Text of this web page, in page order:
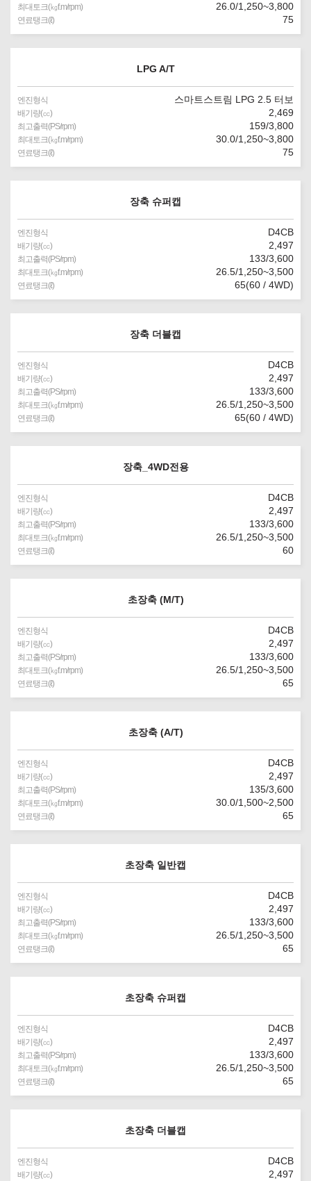
최대토크(㎏f.m/rpm) 26.0/1,250~3,800
연료탱크(ℓ) 75
LPG A/T
엔진형식 스마트스트림 LPG 2.5 터보
배기량(㏄) 2,469
최고출력(PS/rpm) 159/3,800
최대토크(㎏f.m/rpm) 30.0/1,250~3,800
연료탱크(ℓ) 75
장축 슈퍼캡
엔진형식 D4CB
배기량(㏄) 2,497
최고출력(PS/rpm) 133/3,600
최대토크(㎏f.m/rpm) 26.5/1,250~3,500
연료탱크(ℓ) 65(60 / 4WD)
장축 더블캡
엔진형식 D4CB
배기량(㏄) 2,497
최고출력(PS/rpm) 133/3,600
최대토크(㎏f.m/rpm) 26.5/1,250~3,500
연료탱크(ℓ) 65(60 / 4WD)
장축_4WD전용
엔진형식 D4CB
배기량(㏄) 2,497
최고출력(PS/rpm) 133/3,600
최대토크(㎏f.m/rpm) 26.5/1,250~3,500
연료탱크(ℓ) 60
초장축 (M/T)
엔진형식 D4CB
배기량(㏄) 2,497
최고출력(PS/rpm) 133/3,600
최대토크(㎏f.m/rpm) 26.5/1,250~3,500
연료탱크(ℓ) 65
초장축 (A/T)
엔진형식 D4CB
배기량(㏄) 2,497
최고출력(PS/rpm) 135/3,600
최대토크(㎏f.m/rpm) 30.0/1,500~2,500
연료탱크(ℓ) 65
초장축 일반캡
엔진형식 D4CB
배기량(㏄) 2,497
최고출력(PS/rpm) 133/3,600
최대토크(㎏f.m/rpm) 26.5/1,250~3,500
연료탱크(ℓ) 65
초장축 슈퍼캡
엔진형식 D4CB
배기량(㏄) 2,497
최고출력(PS/rpm) 133/3,600
최대토크(㎏f.m/rpm) 26.5/1,250~3,500
연료탱크(ℓ) 65
초장축 더블캡
엔진형식 D4CB
배기량(㏄) 2,497